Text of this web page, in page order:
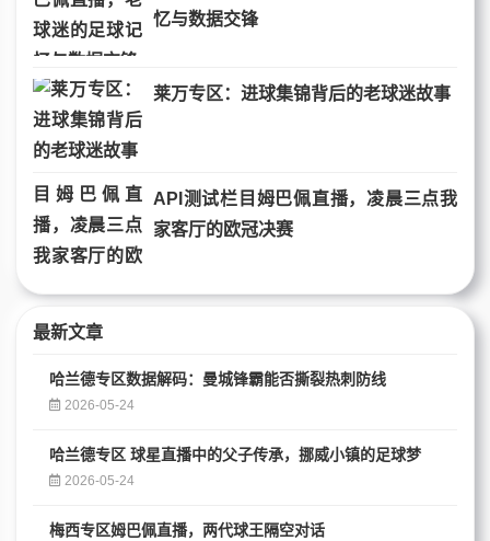
忆与数据交锋
莱万专区：进球集锦背后的老球迷故事
API测试栏目姆巴佩直播，凌晨三点我
家客厅的欧冠决赛
最新文章
哈兰德专区数据解码：曼城锋霸能否撕裂热刺防线
2026-05-24
哈兰德专区 球星直播中的父子传承，挪威小镇的足球梦
2026-05-24
梅西专区姆巴佩直播，两代球王隔空对话